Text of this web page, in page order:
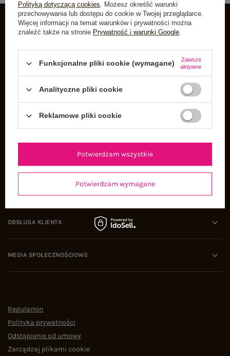
INFORMACJE O BUTIK
Listy zakupowe
Lista zakupionych produktów
Historia transakcji
OBSŁUGA KLIENTA
MEDIA SPOŁECZNOŚCIOWE
Regulamin
Polityka prywatności
Odstąpienie od umowy
Zarządzaj plikami cookie
Polityką dotyczącą cookies. Możesz określić warunki
przechowywania lub dostępu do cookie w Twojej przeglądarce.
Więcej informacji na temat warunków i prywatności można
znaleźć także na stronie Prywatność i warunki Google.
Funkcjonalne pliki cookie (wymagane)
Zawsze
aktywne
Analityczne pliki cookie
Reklamowe pliki cookie
Potwierdzam wymagane
Potwierdzam wszystkie